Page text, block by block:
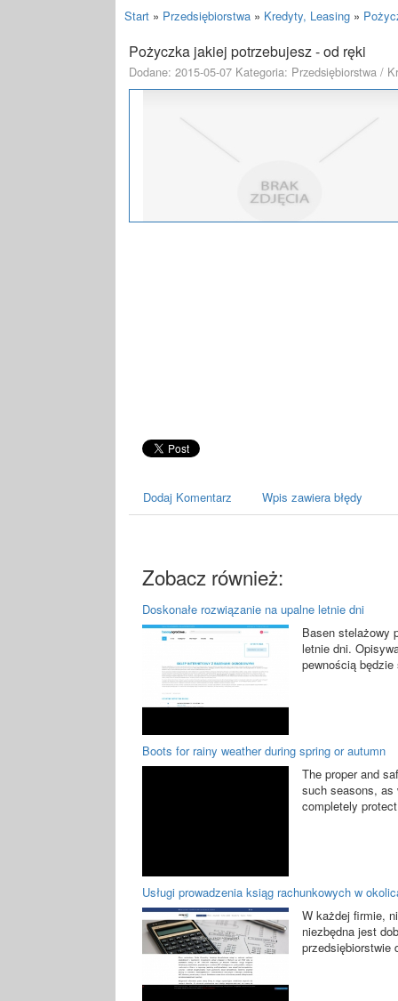
Start » Przedsiębiorstwa » Kredyty, Leasing »
Pożyczka jakiej potrzebujesz - od ręki
Dodane: 2015-05-07 Kategoria: Przedsiębiorstwa /
Dodaj Komentarz Wpis zawiera błędy
Zobacz również:
Doskonałe rozwiązanie na upalne letnie dni
Basen stelażowy
letnie dni.
pewnością
Boots for rainy weather during spring or autumn
The proper and
such seasons, as
completely
Usługi prowadzenia ksiąg rachunkowych w
W każdej firmie,
niezbędna jest
przedsiębiorstwie